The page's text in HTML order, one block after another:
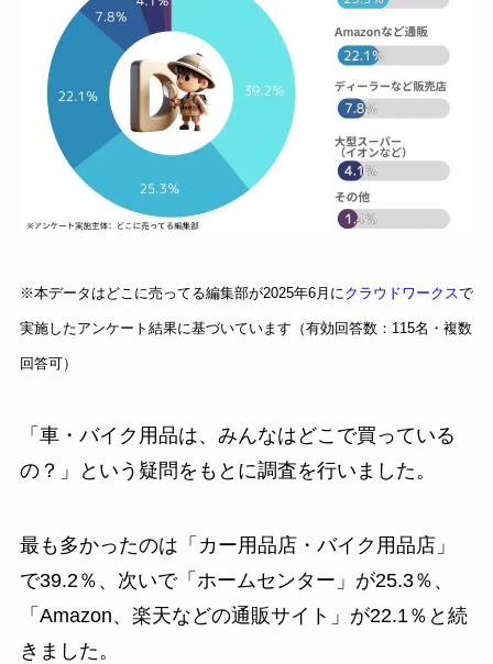
※本データはどこに売ってる編集部が2025年6月にクラウドワークスで
実施したアンケート結果に基づいています（有効回答数：115名・複数
回答可）
「車・バイク用品は、みんなはどこで買っている
の？」という疑問をもとに調査を行いました。
最も多かったのは「カー用品店・バイク用品店」
で39.2％、次いで「ホームセンター」が25.3％、
「Amazon、楽天などの通販サイト」が22.1％と続
きました。